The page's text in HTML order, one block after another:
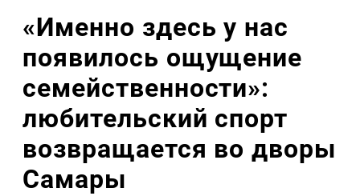
«Именно здесь у нас
появилось ощущение
семейственности»:
любительский спорт
возвращается во дворы
Самары